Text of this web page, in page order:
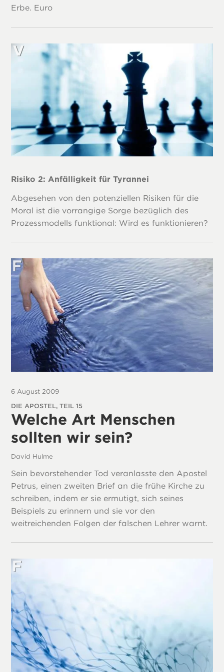
Erbe. Euro
Risiko 2: Anfälligkeit für Tyrannei
Abgesehen von den potenziellen Risiken für die
Moral ist die vorrangige Sorge bezüglich des
Prozessmodells funktional: Wird es funktionieren?
6 August 2009
DIE APOSTEL, TEIL 15
Welche Art Menschen
sollten wir sein?
David Hulme
Sein bevorstehender Tod veranlasste den Apostel
Petrus, einen zweiten Brief an die frühe Kirche zu
schreiben, indem er sie ermutigt, sich seines
Beispiels zu erinnern und sie vor den
weitreichenden Folgen der falschen Lehrer warnt.